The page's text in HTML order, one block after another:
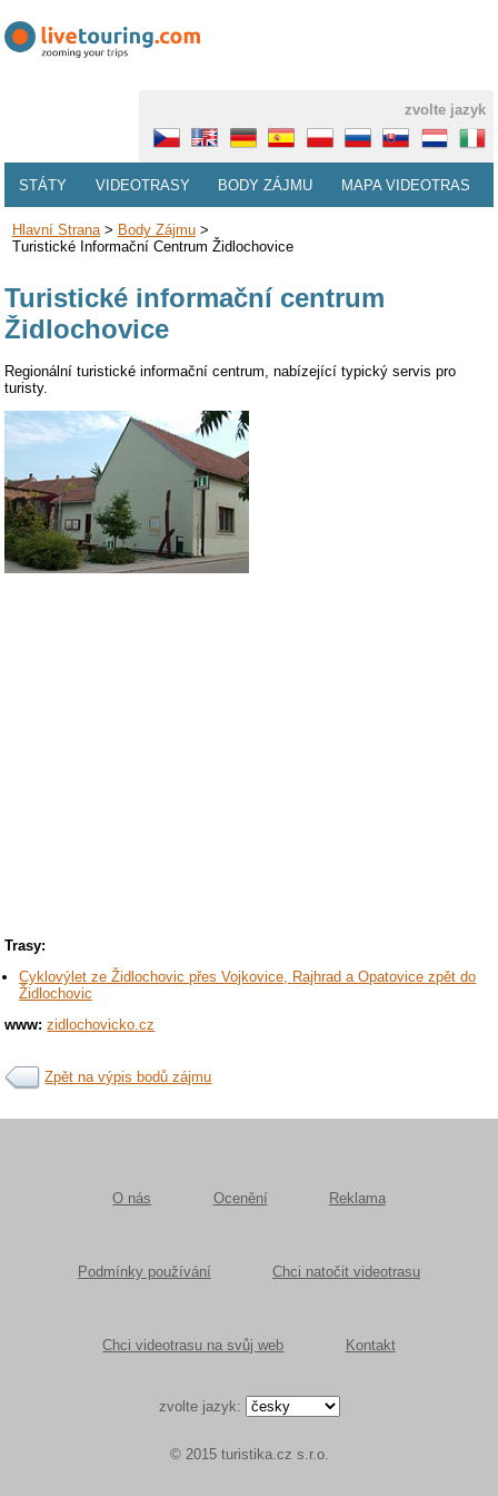
zvolte jazyk
STÁTY VIDEOTRASY BODY ZÁJMU MAPA VIDEOTRAS
Hlavní Strana> Body Zájmu>
Turistické Informační Centrum Židlochovice
Turistické informační centrum
Židlochovice
Regionální turistické informační centrum, nabízející typický servis pro
turisty.
Trasy:
Cyklovýlet ze Židlochovic přes Vojkovice, Rajhrad a Opatovice zpět do
Židlochovic
www: zidlochovicko.cz
Zpět na výpis bodů zájmu
O nás Ocenění Reklama
Podmínky používání Chci natočit videotrasu
Chci videotrasu na svůj web Kontakt
zvolte jazyk:
© 2015 turistika.cz s.r.o.